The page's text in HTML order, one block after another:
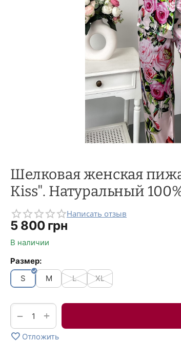
Шелковая женская
Kiss". Натуральный
Написать отзыв
‍5 800‍ грн
В наличии
Размер:
S
M L XL
+
−
Отложить